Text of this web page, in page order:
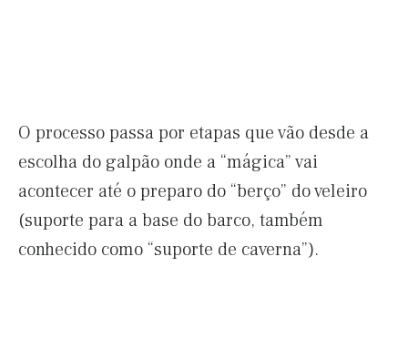
O processo passa por etapas que vão desde a
escolha do galpão onde a “mágica” vai
acontecer até o preparo do “berço” do veleiro
(suporte para a base do barco, também
conhecido como “suporte de caverna”).